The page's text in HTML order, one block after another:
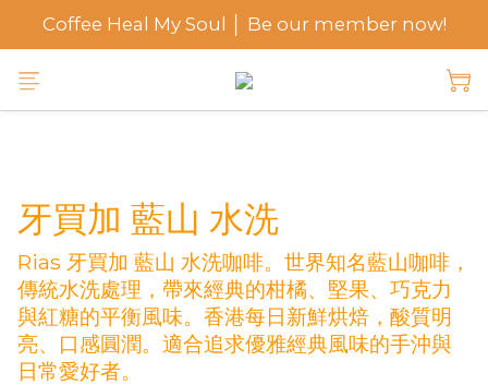
Coffee Heal My Soul │ Be our member now!
牙買加 藍山 水洗
Rias 牙買加 藍山 水洗咖啡。世界知名藍山咖啡，
傳統水洗處理，帶來經典的柑橘、堅果、巧克力
與紅糖的平衡風味。香港每日新鮮烘焙，酸質明
亮、口感圓潤。適合追求優雅經典風味的手沖與
日常愛好者。